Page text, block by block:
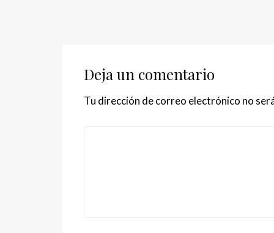
Deja un comentario
Tu dirección de correo electrónico no